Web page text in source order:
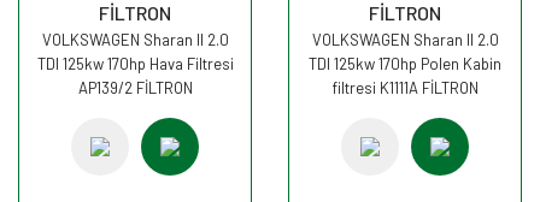
FİLTRON
VOLKSWAGEN Sharan II 2.0
TDI 125kw 170hp Hava Filtresi
AP139/2 FİLTRON
FİLTRON
VOLKSWAGEN Sharan II 2.0
TDI 125kw 170hp Polen Kabin
filtresi K1111A FİLTRON